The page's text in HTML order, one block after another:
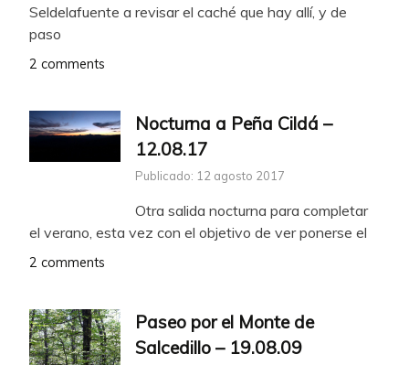
Seldelafuente a revisar el caché que hay allí, y de
paso
2 comments
Nocturna a Peña Cildá –
12.08.17
Publicado: 12 agosto 2017
Otra salida nocturna para completar
el verano, esta vez con el objetivo de ver ponerse el
2 comments
Paseo por el Monte de
Salcedillo – 19.08.09